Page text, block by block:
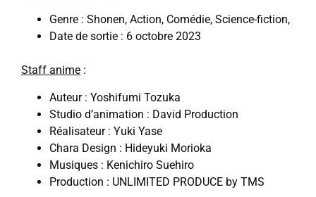
Genre : Shonen, Action, Comédie, Science-fiction,
Date de sortie : 6 octobre 2023
Staff anime :
Auteur : Yoshifumi Tozuka
Studio d’animation : David Production
Réalisateur : Yuki Yase
Chara Design : Hideyuki Morioka
Musiques : Kenichiro Suehiro
Production : UNLIMITED PRODUCE by TMS